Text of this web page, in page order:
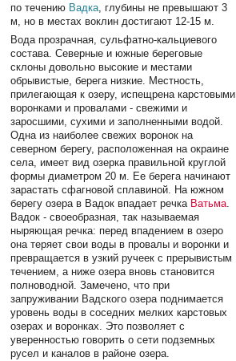
по течению Вадка , глубины не превышают 3
м, но в местах воклин достигают 12-15 м.
Вода прозрачная, сульфатно-кальциевого
состава. Северные и южные береговые
склоны довольно высокие и местами
обрывистые, берега низкие. Местность,
прилегающая к озеру, испещрена карстовыми
воронками и провалами - свежими и
заросшими, сухими и заполненными водой.
Одна из наиболее свежих воронок на
северном берегу, расположенная на окраине
села, имеет вид озерка правильной круглой
формы диаметром 20 м. Ее берега начинают
зарастать сфагновой сплавиной. На южном
берегу озера в Вадок впадает речка Ватьма.
Вадок - своеобразная, так называемая
ныряющая речка: перед впадением в озеро
она теряет свои воды в провалы и воронки и
превращается в узкий ручеек с прерывистым
течением, а ниже озера вновь становится
полноводной. Замечено, что при
запруживании Вадского озера поднимается
уровень воды в соседних мелких карстовых
озерах и воронках. Это позволяет с
уверенностью говорить о сети подземных
русел и каналов в районе озера.